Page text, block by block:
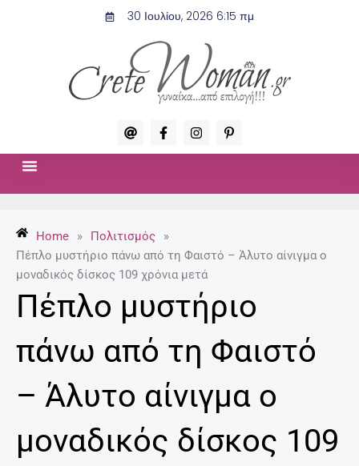
30 Ιουλίου, 2026 6:15 πμ
A
t
F
a
c
f
I
n
s
P
i
n
p
Home » Πολιτισμός
»
Πέπλο μυστήριο πάνω από τη Φαιστό – Άλυτο αίνιγμα ο
μοναδικός δίσκος 109 χρόνια μετά
Πέπλο μυστήριο
πάνω από τη Φαιστό
– Άλυτο αίνιγμα ο
μοναδικός δίσκος 109